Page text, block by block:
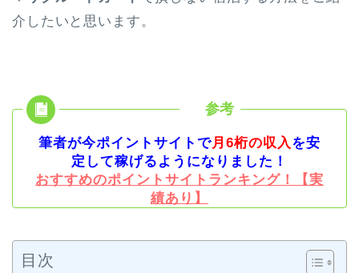
介したいと思います。
筆者が今ポイントサイトで月6桁の収入を安
定して稼げるようになりました！
おすすめのポイントサイトランキング！【実
績あり】
目次